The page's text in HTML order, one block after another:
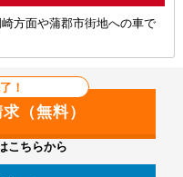
方面や蒲郡市街地への車で
！
こちらから